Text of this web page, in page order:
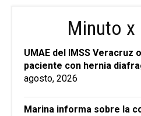
Minuto
UMAE del IMSS Veracruz
paciente con hernia
agosto, 2026
Marina informa sobre la